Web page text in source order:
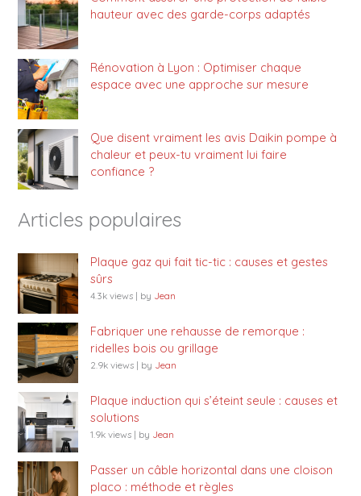
hauteur avec des garde-corps adaptés
Rénovation à Lyon : Optimiser chaque
espace avec une approche sur mesure
Que disent vraiment les avis Daikin pompe à
chaleur et peux-tu vraiment lui faire
confiance ?
Articles populaires
Plaque gaz qui fait tic-tic : causes et gestes
sûrs
4.3k views | by Jean
Fabriquer une rehausse de remorque :
ridelles bois ou grillage
2.9k views | by Jean
Plaque induction qui s’éteint seule : causes et
solutions
1.9k views | by Jean
Passer un câble horizontal dans une cloison
placo : méthode et règles